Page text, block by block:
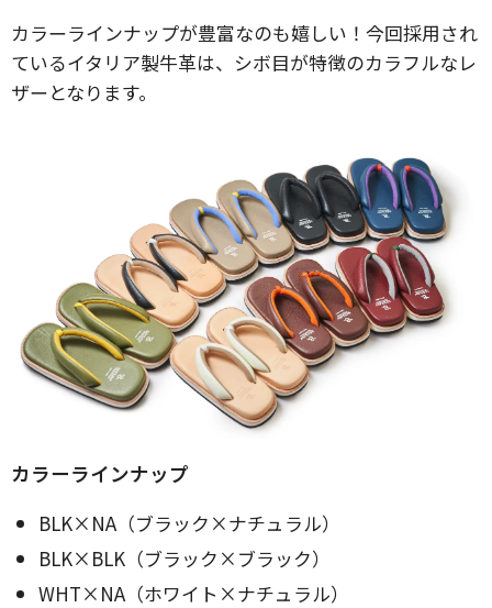
カラーラインナップが豊富なのも嬉しい！今回採用され
ているイタリア製牛革は、シボ目が特徴のカラフルなレ
ザーとなります。
カラーラインナップ
BLK×NA（ブラック×ナチュラル）
BLK×BLK（ブラック×ブラック）
WHT×NA（ホワイト×ナチュラル）